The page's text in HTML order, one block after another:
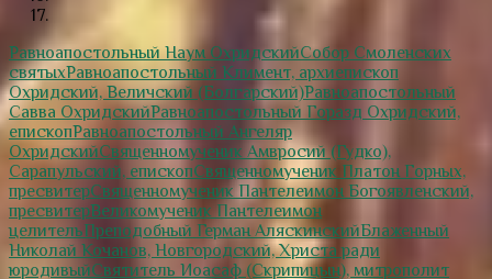
Равноапостольный Наум ОхридскийСобор Смоленских
святыхРавноапостольный Климент, архиепископ
Охридский, Величский (Болгарский)Равноапостольный
Савва ОхридскийРавноапостольный Горазд Охридский,
епископРавноапостольный Ангеляр
ОхридскийСвященномученик Амвросий (Гудко),
Сарапульский, епископСвященномученик Платон Горных,
пресвитерСвященномученик Пантелеимон Богоявленский,
пресвитерВеликомученик Пантелеимон
целительПреподобный Герман АляскинскийБлаженный
Николай Кочанов, Новгородский, Христа ради
юродивыйСвятитель Иоасаф (Скрипицын), митрополит